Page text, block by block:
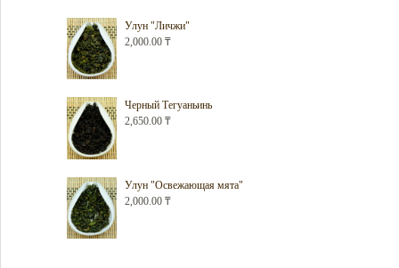
Улун "Личжи"
2,000.00 ₸
Черный Тегуаньинь
2,650.00 ₸
Улун "Освежающая мята"
2,000.00 ₸